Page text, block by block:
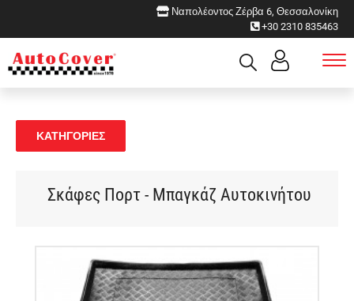
Ναπολέοντος Ζέρβα 6, Θεσσαλονίκη
+30 2310 835463
ΚΑΤΗΓΟΡΙΕΣ
Σκάφες Πορτ - Μπαγκάζ Αυτοκινήτου